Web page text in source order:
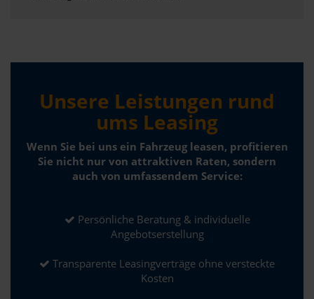
Unsere Leistungen rund
ums Leasing
Wenn Sie bei uns ein Fahrzeug leasen, profitieren
Sie nicht nur von attraktiven Raten, sondern
auch von umfassendem Service:
Persönliche Beratung & individuelle
Angebotserstellung
Transparente Leasingverträge ohne versteckte
Kosten